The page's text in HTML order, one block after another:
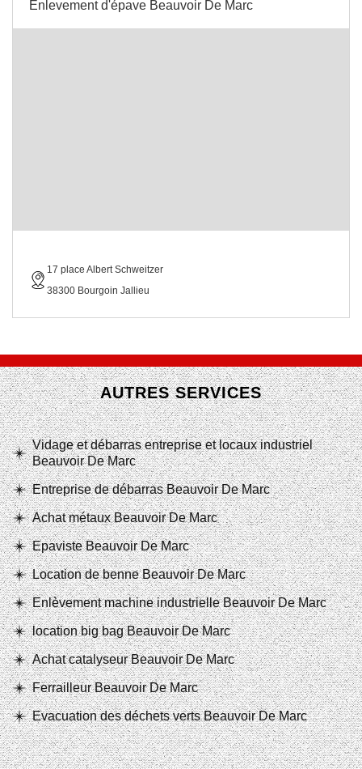
Enlevement d'épave Beauvoir De Marc
17 place Albert Schweitzer
38300 Bourgoin Jallieu
AUTRES SERVICES
Vidage et débarras entreprise et locaux industriel
Beauvoir De Marc
Entreprise de débarras Beauvoir De Marc
Achat métaux Beauvoir De Marc
Epaviste Beauvoir De Marc
Location de benne Beauvoir De Marc
Enlèvement machine industrielle Beauvoir De Marc
location big bag Beauvoir De Marc
Achat catalyseur Beauvoir De Marc
Ferrailleur Beauvoir De Marc
Evacuation des déchets verts Beauvoir De Marc